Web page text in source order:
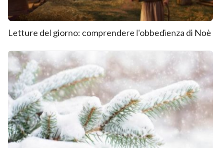
Letture del giorno: comprendere l'obbedienza di Noè